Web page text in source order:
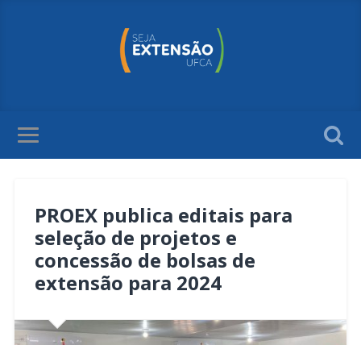
PROEX publica editais para
seleção de projetos e
concessão de bolsas de
extensão para 2024